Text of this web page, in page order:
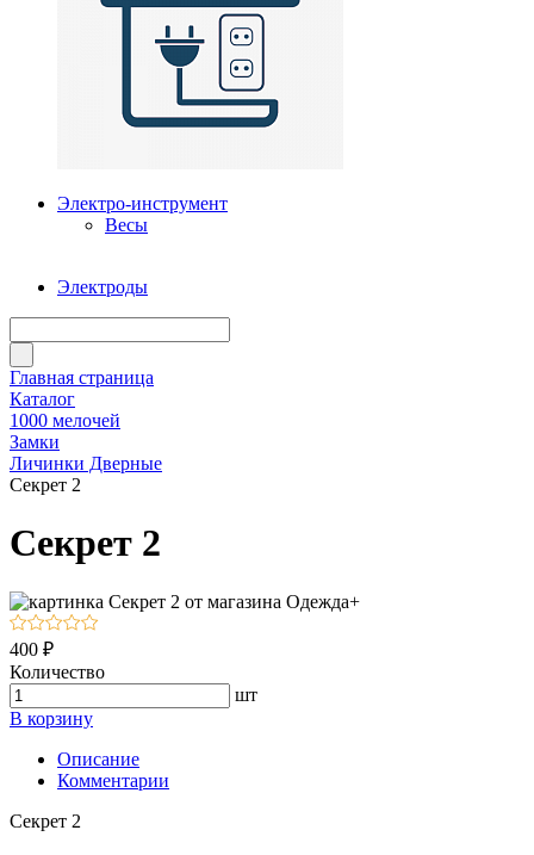
Электро-инструмент
Весы
Электроды
Главная страница
Каталог
1000 мелочей
Замки
Личинки Дверные
Секрет 2
Секрет 2
400 ₽
Количество
шт
В корзину
Описание
Комментарии
Секрет 2